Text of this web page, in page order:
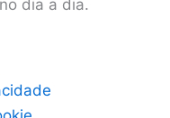
dia a dia.